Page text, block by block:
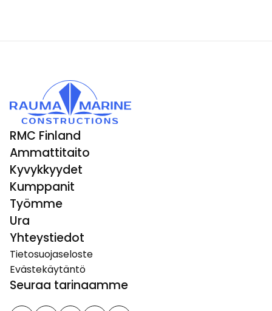
RMC Finland
Ammattitaito
Kyvykkyydet
Kumppanit
Työmme
Ura
Yhteystiedot
Tietosuojaseloste
Evästekäytäntö
Seuraa tarinaamme